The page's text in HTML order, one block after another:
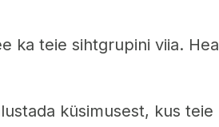
ka teie sihtgrupini viia. Hea
küsimusest, kus teie